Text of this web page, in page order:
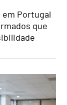
Portugal
que